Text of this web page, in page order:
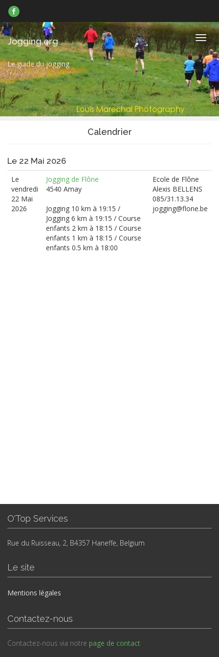
sur
Facebook
Jogging.org
Le guide du jogging
Calendrier
Le 22 Mai 2026
Le
vendredi
22 Mai
2026
Jogging de Flône
4540 Amay
Jogging 10 km à 19:15 /
Jogging 6 km à 19:15 / Course
enfants 2 km à 18:15 / Course
enfants 1 km à 18:15 / Course
enfants 0.5 km à 18:00
Ecole de Flône
Alexis BELLENS
085/31.13.34
jogging@flone.be
O'Top Services
Rue du Ruisseau, 2, B4357 Haneffe, Belgium
Le site
Mentions légales
Contactez-nous
Contactez-nous via notre page de contact